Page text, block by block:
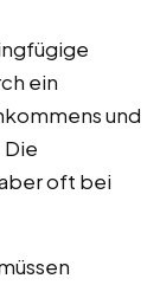
ein
und
oft bei